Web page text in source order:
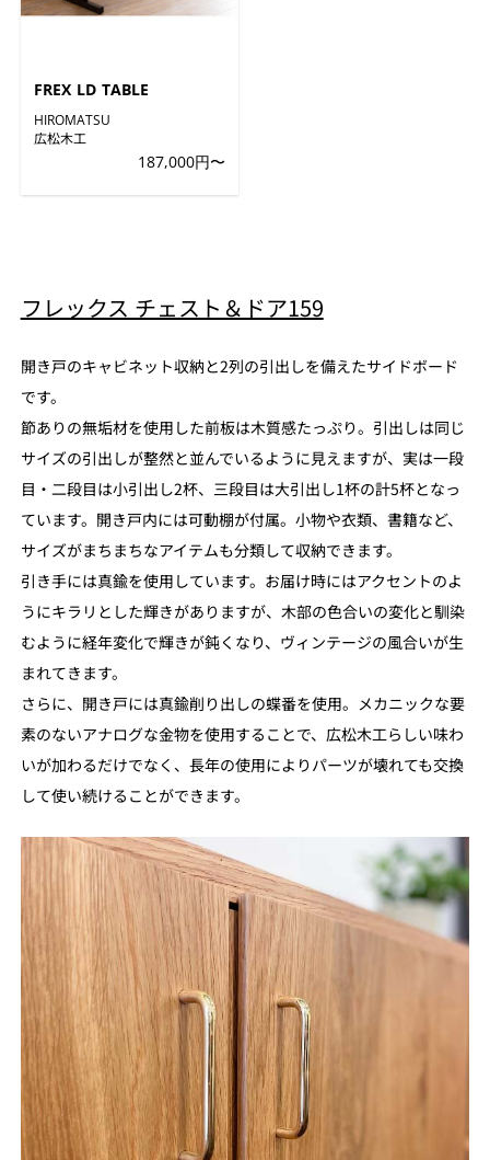
FREX LD TABLE
HIROMATSU
広松木工
187,000円〜
フレックス チェスト＆ドア159
開き戸のキャビネット収納と2列の引出しを備えたサイドボード
です。
節ありの無垢材を使用した前板は木質感たっぷり。引出しは同じ
サイズの引出しが整然と並んでいるように見えますが、実は一段
目・二段目は小引出し2杯、三段目は大引出し1杯の計5杯となっ
ています。開き戸内には可動棚が付属。小物や衣類、書籍など、
サイズがまちまちなアイテムも分類して収納できます。
引き手には真鍮を使用しています。お届け時にはアクセントのよ
うにキラリとした輝きがありますが、木部の色合いの変化と馴染
むように経年変化で輝きが鈍くなり、ヴィンテージの風合いが生
まれてきます。
さらに、開き戸には真鍮削り出しの蝶番を使用。メカニックな要
素のないアナログな金物を使用することで、広松木工らしい味わ
いが加わるだけでなく、長年の使用によりパーツが壊れても交換
して使い続けることができます。